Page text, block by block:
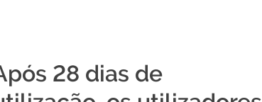
28 dias de